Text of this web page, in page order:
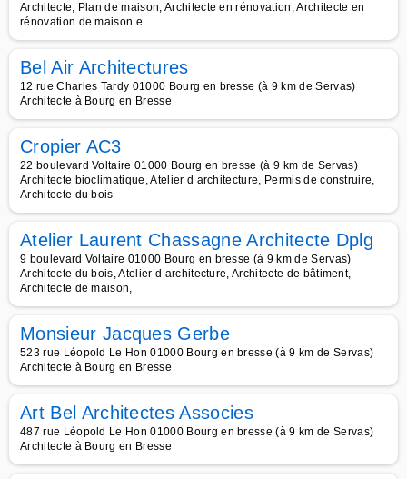
Architecte, Plan de maison, Architecte en rénovation, Architecte en
rénovation de maison e
Bel Air Architectures
12 rue Charles Tardy 01000 Bourg en bresse (à 9 km de Servas)
Architecte à Bourg en Bresse
Cropier AC3
22 boulevard Voltaire 01000 Bourg en bresse (à 9 km de Servas)
Architecte bioclimatique, Atelier d architecture, Permis de construire,
Architecte du bois
Atelier Laurent Chassagne Architecte Dplg
9 boulevard Voltaire 01000 Bourg en bresse (à 9 km de Servas)
Architecte du bois, Atelier d architecture, Architecte de bâtiment,
Architecte de maison,
Monsieur Jacques Gerbe
523 rue Léopold Le Hon 01000 Bourg en bresse (à 9 km de Servas)
Architecte à Bourg en Bresse
Art Bel Architectes Associes
487 rue Léopold Le Hon 01000 Bourg en bresse (à 9 km de Servas)
Architecte à Bourg en Bresse